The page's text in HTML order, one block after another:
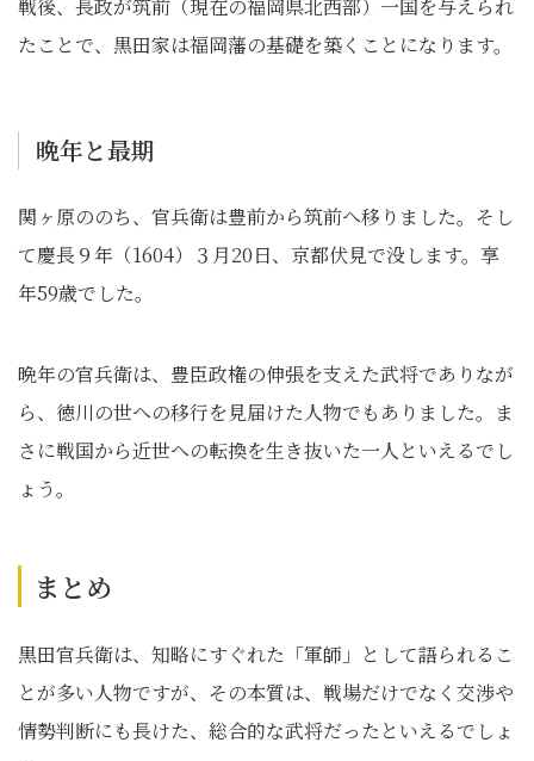
戦後、長政が筑前（現在の福岡県北西部）一国を与えられ
たことで、黒田家は福岡藩の基礎を築くことになります。
晩年と最期
関ヶ原ののち、官兵衛は豊前から筑前へ移りました。そし
て慶長９年（1604）３月20日、京都伏見で没します。享
年59歳でした。
晩年の官兵衛は、豊臣政権の伸張を支えた武将でありなが
ら、徳川の世への移行を見届けた人物でもありました。ま
さに戦国から近世への転換を生き抜いた一人といえるでし
ょう。
まとめ
黒田官兵衛は、知略にすぐれた「軍師」として語られるこ
とが多い人物ですが、その本質は、戦場だけでなく交渉や
情勢判断にも長けた、総合的な武将だったといえるでしょ